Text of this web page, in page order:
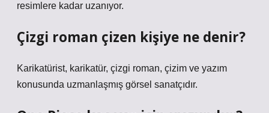
resimlere kadar uzanıyor.
Çizgi roman çizen kişiye ne denir?
Karikatürist, karikatür, çizgi roman, çizim ve yazım
konusunda uzmanlaşmış görsel sanatçıdır.